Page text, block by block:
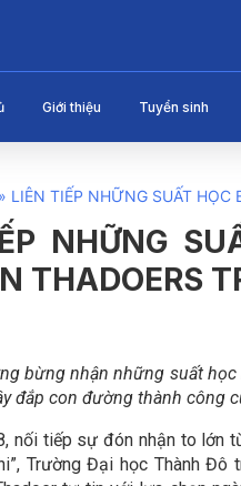
Giới thiệu Tuyển sinh
» LIÊN TIẾP NHỮNG SUẤT HỌC
NHỮNG
THADOERS
bừng nhận những suất
đắp con đường thành công
nối tiếp sự đón nhận to lớn
Trường Đại học Thành